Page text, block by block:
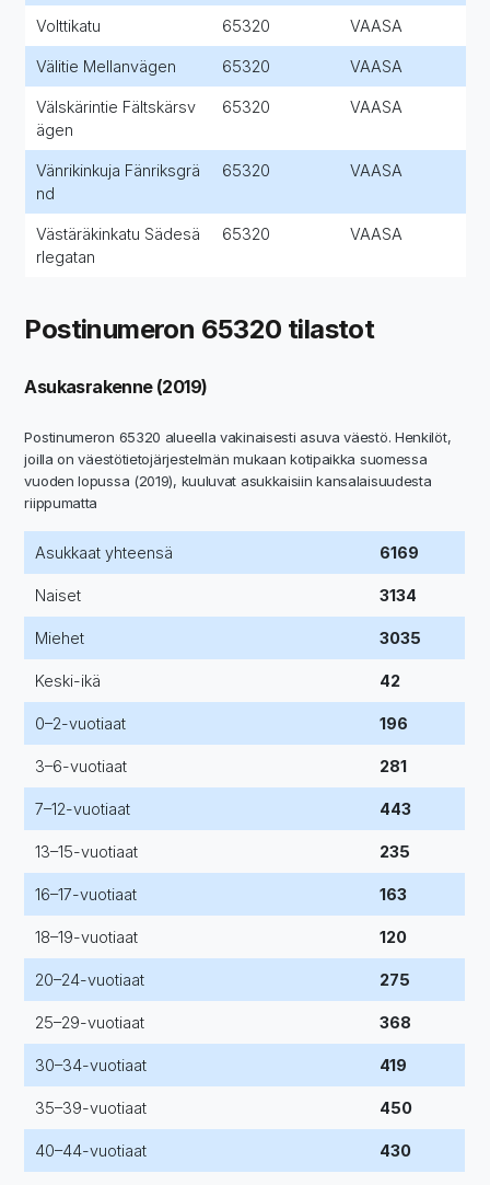
Volttikatu 65320 VAASA
Välitie Mellanvägen 65320 VAASA
Välskärintie Fältskärsv
ägen
65320 VAASA
Vänrikinkuja Fänriksgrä
nd
65320 VAASA
Västäräkinkatu Sädesä
rlegatan
65320 VAASA
Postinumeron 65320 tilastot
Asukasrakenne (2019)
Postinumeron 65320 alueella vakinaisesti asuva väestö. Henkilöt,
joilla on väestötietojärjestelmän mukaan kotipaikka suomessa
vuoden lopussa (2019), kuuluvat asukkaisiin kansalaisuudesta
riippumatta
Asukkaat yhteensä 6169
Naiset 3134
Miehet 3035
Keski-ikä 42
0–2-vuotiaat 196
3–6-vuotiaat 281
7–12-vuotiaat 443
13–15-vuotiaat 235
16–17-vuotiaat 163
18–19-vuotiaat 120
20–24-vuotiaat 275
25–29-vuotiaat 368
30–34-vuotiaat 419
35–39-vuotiaat 450
40–44-vuotiaat 430